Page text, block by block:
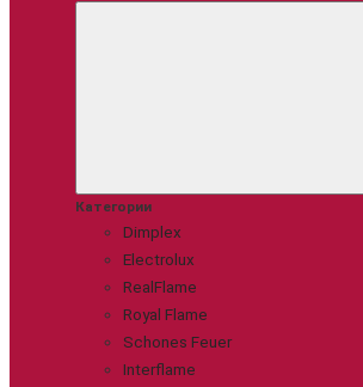
Категории
Dimplex
Electrolux
RealFlame
Royal Flame
Schones Feuer
Interflame